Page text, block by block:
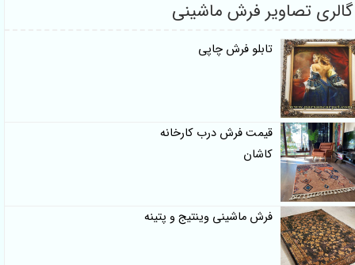
تصاویر فرش ماشینی
تابلو فرش چاپی
قیمت فرش درب کارخانه
کاشان
فرش ماشینی وینتیج و پتینه